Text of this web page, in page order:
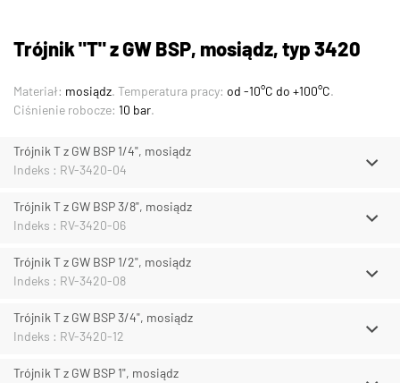
Trójnik "T" z GW BSP, mosiądz, typ 3420
Materiał: mosiądz. Temperatura pracy: od -10°C do +100°C.
Ciśnienie robocze: 10 bar.
Trójnik T z GW BSP 1/4", mosiądz
Indeks : RV-3420-04
Trójnik T z GW BSP 3/8", mosiądz
Indeks : RV-3420-06
Trójnik T z GW BSP 1/2", mosiądz
Indeks : RV-3420-08
Trójnik T z GW BSP 3/4", mosiądz
Indeks : RV-3420-12
Trójnik T z GW BSP 1", mosiądz